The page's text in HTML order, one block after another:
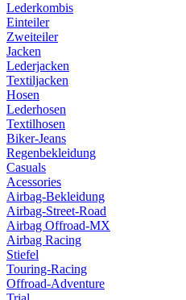
Lederkombis
Einteiler
Zweiteiler
Jacken
Lederjacken
Textiljacken
Hosen
Lederhosen
Textilhosen
Biker-Jeans
Regenbekleidung
Casuals
Acessories
Airbag-Bekleidung
Airbag-Street-Road
Airbag Offroad-MX
Airbag Racing
Stiefel
Touring-Racing
Offroad-Adventure